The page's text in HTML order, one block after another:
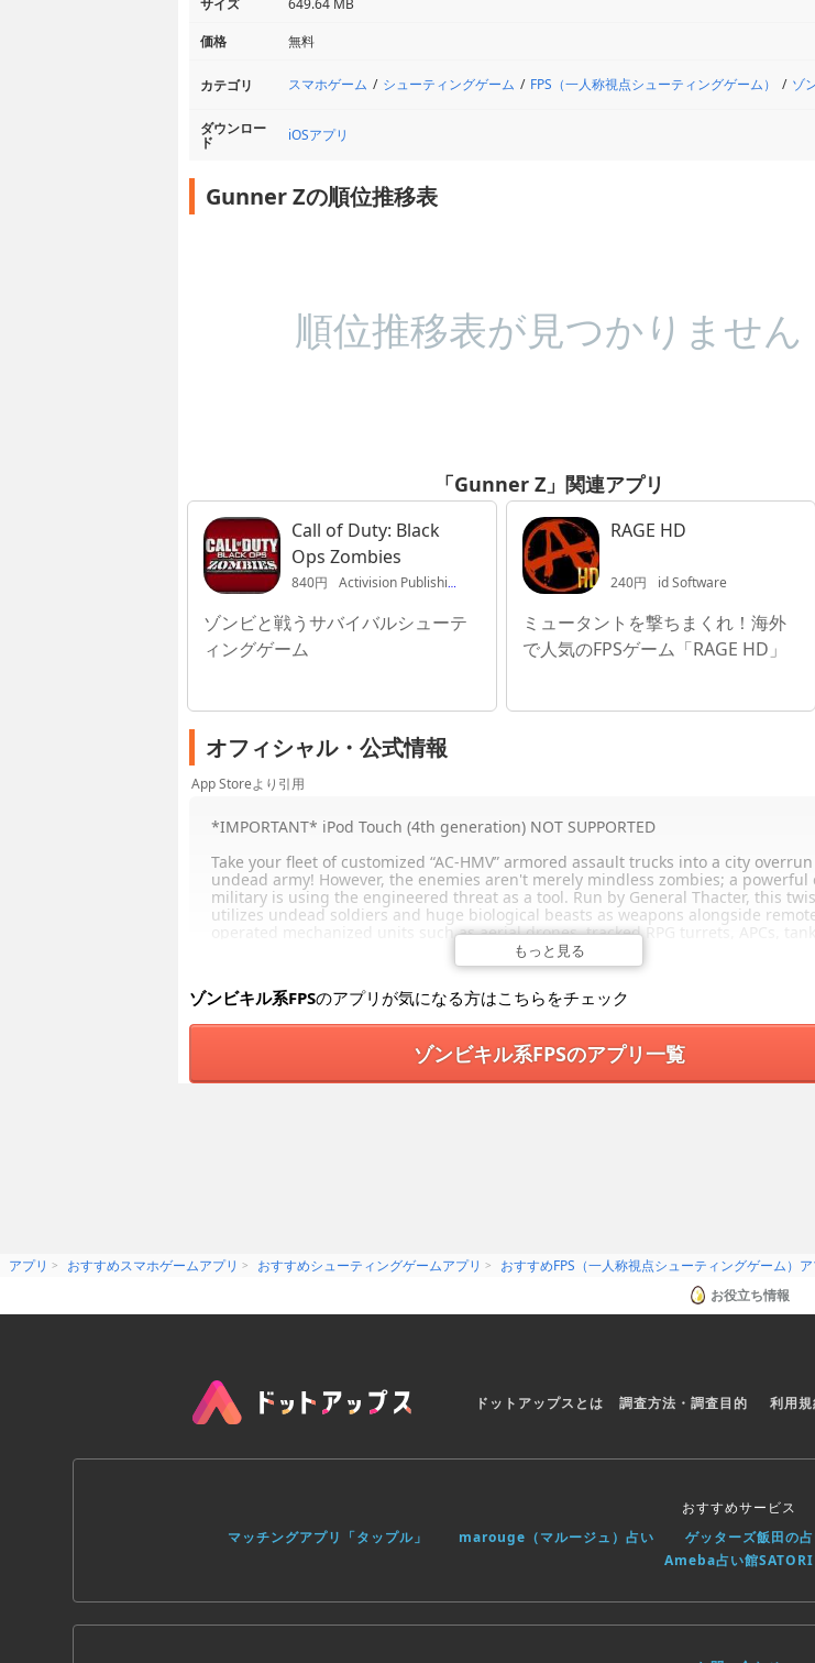
サイズ
649.64 MB
価格
無料
カテゴリ スマホゲーム シューティングゲーム FPS（一人称視点シューティングゲーム） ゾ
ダウンロー
ド iOSアプリ
Gunner Zの順位推移表
順位推移表が見つかりません
「Gunner Z」関連アプリ
Call of Duty: Black
Ops Zombies
840円 Activision Publishing, Inc.
ゾンビと戦うサバイバルシューテ
ィングゲーム
RAGE HD
240円 id Software
ミュータントを撃ちまくれ！海外
で人気のFPSゲーム「RAGE HD」
オフィシャル・公式情報
App Storeより引用
もっと見る
*IMPORTANT* iPod Touch (4th generation) NOT SUPPORTED
Take your fleet of customized “AC-HMV” armored assault trucks into a city
undead army! However, the enemies aren't merely mindless zombies; a powerful
military is using the engineered threat as a tool. Run by General Thacter, this
utilizes undead soldiers and huge biological beasts as weapons alongside
operated mechanized units such as aerial drones, tracked RPG turrets, APCs,
more. The only force capable of stopping the undead army is YOU!
_______________________________________
RECOGNITION:
“Gunner Z for the iOS looks pretty damn amazing”
_______________________________________
Install and customize machine guns, rockets, grenades, guided missiles, giant
Search for valuable “VIP” enemies and earn cash, health, level XP, and ammo as
out hostile intersections and wipe out ambushes. DESTROY ALL ZOMBIES!!
• Dynamic levels
• Both military units and undead zombie hordes
• Perks for player and vehicles alike
ゾンビキル系FPSのアプリが気になる方はこちらをチェック
ゾンビキル系FPSのアプリ一覧
アプリ おすすめスマホゲームアプリ おすすめシューティングゲームアプリ おすすめFPS（一人称視点シューティングゲーム）ア
お役立ち情報
ドットアップスとは 調査方法・調査目的 利用
おすすめサービス
マッチングアプリ「タップル」
marouge（マルージュ）占い ゲッターズ飯田の
Ameba占い館SATORI